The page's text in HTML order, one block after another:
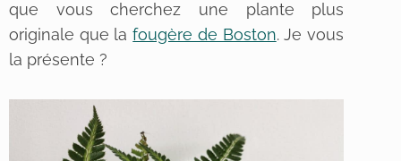
que vous cherchez une plante plus
originale que lafougère de Boston. Je vous
la présente ?